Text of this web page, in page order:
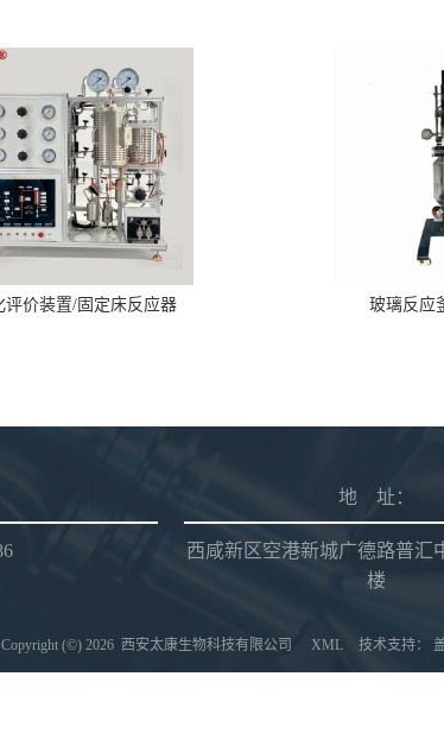
评价装置/固定床反应器 玻璃反应
地 址：
西咸新区空港新城广德路普汇
楼
(©) 2026 西安太康生物科技有限公司 XML 技术支持：